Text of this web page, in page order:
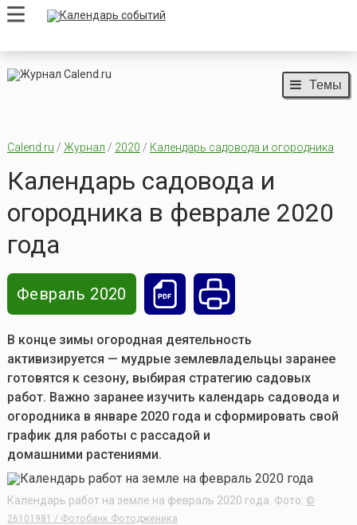
Темы
Calend.ru / Журнал / 2020 / Календарь садовода и огородника
Календарь садовода и
огородника в феврале 2020
года
Февраль 2020
В конце зимы огородная деятельность
активизируется — мудрые землевладельцы заранее
готовятся к сезону, выбирая стратегию садовых
работ. Важно заранее изучить календарь садовода и
огородника в январе 2020 года и сформировать свой
график для работы с рассадой и
домашними растениями.
Календарь работ на земле на февраль 2020 года. Фото: ©
26101981 / Фотобанк Фотодженика